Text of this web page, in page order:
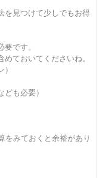
を見つけて少しでもお得
です。
ておいてくださいね。
ども必要）
をみておくと余裕があり